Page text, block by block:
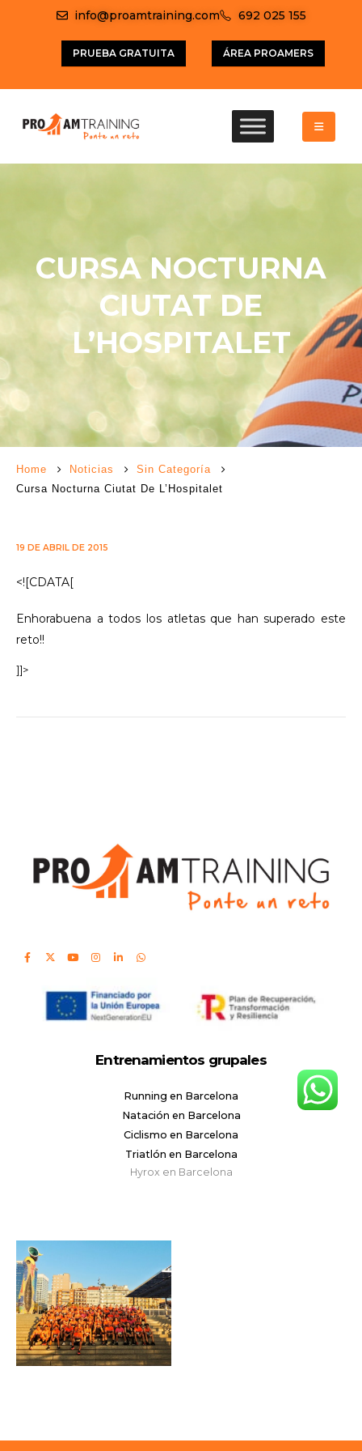
info@proamtraining.com 692 025 155
PRUEBA GRATUITA ÁREA PROAMERS
CURSA NOCTURNA
CIUTAT DE
L’HOSPITALET
Home Noticias
Sin Categoría
Cursa Nocturna Ciutat De L’Hospitalet
19 DE ABRIL DE 2015
<![CDATA[
Enhorabuena a todos los atletas que han superado este
reto!!
]]>
Entrenamientos grupales
Running en Barcelona
Natación en Barcelona
Ciclismo en Barcelona
Triatlón en Barcelona
Hyrox en Barcelona